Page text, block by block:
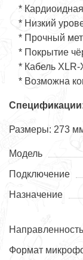
*
* Низкий
* Прочный
* Покрытие
* Кабель XLR-
* Возможна
Размеры: 273
Модель
Подключение
Назначение
Направленность
Формат